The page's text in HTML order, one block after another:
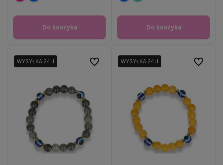
Do koszyka Do koszyka
WYSYŁKA 24H Do ulubionychWYSYŁKA 24H Do